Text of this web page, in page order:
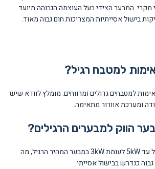
המבער הצידי בעל העוצמה הגבוהה מיועד
בישול אסייתיות המצריכות חום גבוה מאוד.
למטבח רגיל?
90 ס"מ מתאימות למטבחים גדולים ומרווחים. מומלץ לוודא שיש
ומערכת אוורור מתאימה.
הווק למבערים הרגילים?
מבער הווק מציע עוצמה של עד 5kW לעומת 3kW במבער המהיר הרגיל, מה
כנדרש בבישול אסייתי.